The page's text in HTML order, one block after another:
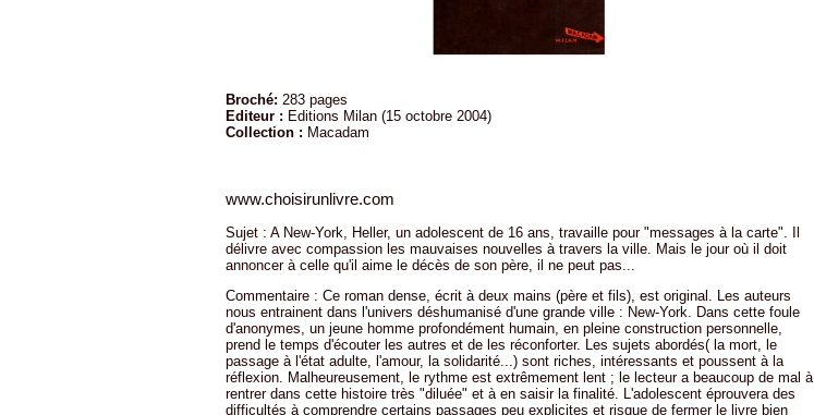
Broché: 283 pages
Editeur : Editions Milan (15 octobre 2004)
Collection : Macadam
www.choisirunlivre.com
Sujet : A New-York, Heller, un adolescent de 16 ans, travaille pour "messages à la carte". Il
délivre avec compassion les mauvaises nouvelles à travers la ville. Mais le jour où il doit
annoncer à celle qu'il aime le décès de son père, il ne peut pas...
Commentaire : Ce roman dense, écrit à deux mains (père et fils), est original. Les auteurs
nous entrainent dans l'univers déshumanisé d'une grande ville : New-York. Dans cette foule
d'anonymes, un jeune homme profondément humain, en pleine construction personnelle,
prend le temps d'écouter les autres et de les réconforter. Les sujets abordés( la mort, le
passage à l'état adulte, l'amour, la solidarité...) sont riches, intéressants et poussent à la
réflexion. Malheureusement, le rythme est extrêmement lent ; le lecteur a beaucoup de mal à
rentrer dans cette histoire très "diluée" et à en saisir la finalité. L'adolescent éprouvera des
difficultés à comprendre certains passages peu explicites et risque de fermer le livre bien